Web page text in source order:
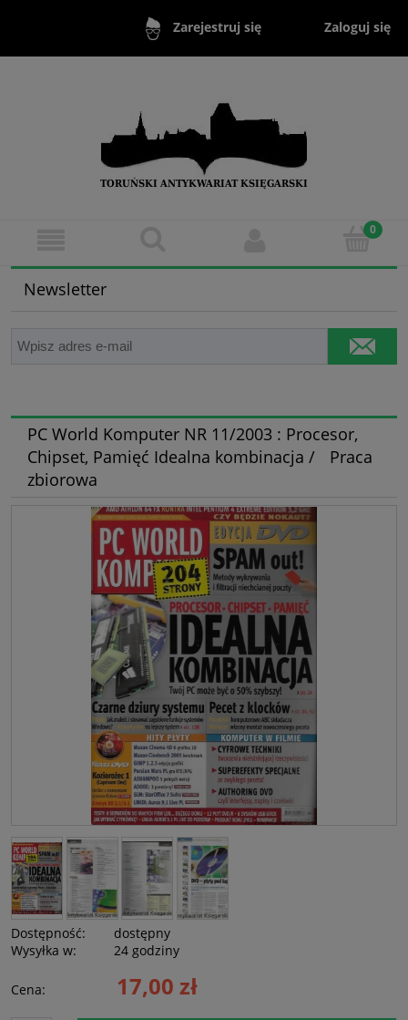
Zarejestruj się Zaloguj się
Newsletter
PC World Komputer NR 11/2003 : Procesor,
Chipset, Pamięć Idealna kombinacja / Praca
zbiorowa
Dostępność:
dostępny
Wysyłka w:
24 godziny
Cena: 17,00 zł